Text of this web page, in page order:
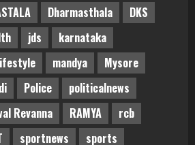
Dharmasthala
DKS
jds
karnataka
mandya
Mysore
Police
politicalnews
Revanna RAMYA
rcb
sportnews sports